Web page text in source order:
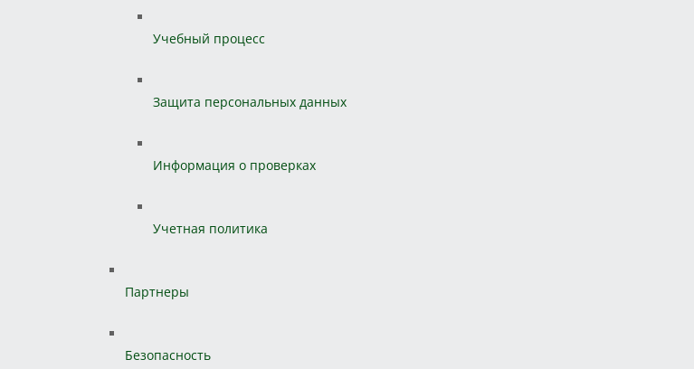
Учебный процесс
Защита персональных данных
Информация о проверках
Учетная политика
Партнеры
Безопасность